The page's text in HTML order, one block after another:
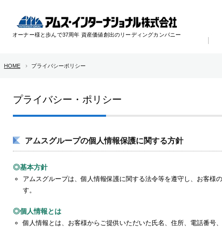
オーナー様と歩んで37周年 資産価値創出のリーディングカンパニー
HOME プライバシーポリシー
プライバシー・ポリシー
アムスグループの個人情報保護に関する方針
◎基本方針
アムスグループは、個人情報保護に関する法令等を遵守し、お客様
す。
◎個人情報とは
個人情報とは、お客様からご提供いただいた氏名、住所、電話番号